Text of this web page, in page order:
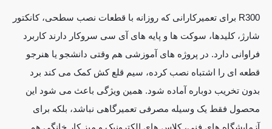
R300 برای تعمیرکارانی که روزانه با قطعات نصب سطحی، کانکتور
شارژ، کلیدها، سوکت ها و پایه های آی سی سروکار دارند کاربرد
فراوانی دارد. در پروژه های آموزشی هم وقتی دانشجو یا هنرجو
قطعه ای را اشتباه نصب کرده، سیم قلع کش کمک می کند برد
بدون تخریب دوباره آماده شود. همین ویژگی باعث می شود این
محصول فقط یک وسیله مصرفی تعمیرگاهی نباشد، بلکه برای
آزمایشگاه های فنی، کلاس های الکترونیک و میز کار خانگی هم